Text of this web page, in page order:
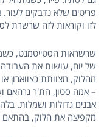
פריטים שלא נדבקים לעור.
לזו וקוראות לזה שרשרת
שרשראות הסטייטמנט,
של יום, עושות את
מהלוק, מצוותת כצווארון
– אמה סטון, הת'ר גרהאם
אבנים גדולות ושמלות.
מקפיצה את הלוק, בהתאם